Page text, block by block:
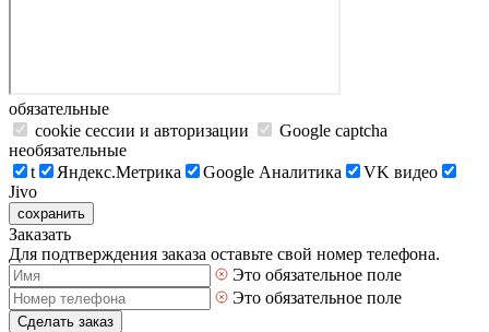
обязательные
cookie сессии и авторизации
Google captcha
необязательные
t
Яндекс.Метрика Google Аналитика
VK видео
Jivo
сохранить
Заказать
Для подтверждения заказа оставьте свой номер телефона.
Это обязательное поле
Это обязательное поле
Сделать заказ